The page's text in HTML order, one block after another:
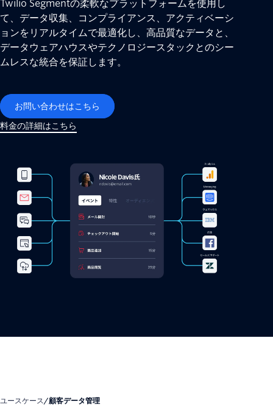
Twilio Segmentの柔軟なプラットフォームを使用し
て、データ収集、コンプライアンス、アクティベーシ
ョンをリアルタイムで最適化し、高品質なデータと、
データウェアハウスやテクノロジースタックとのシー
ムレスな統合を保証します。
お問い合わせはこちら
料金の詳細はこちら
ユースケース/ 顧客データ管理